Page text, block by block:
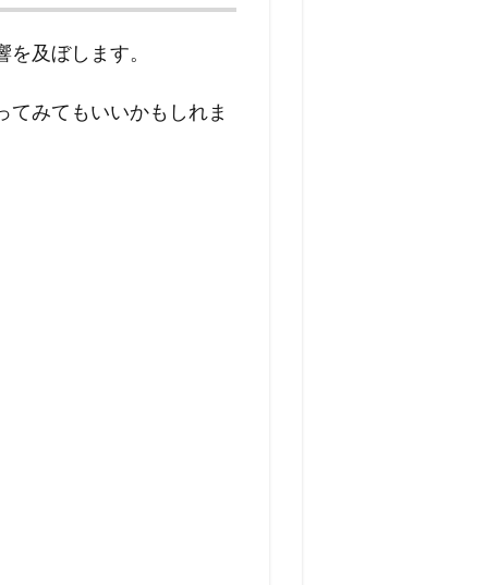
及ぼします。
てみてもいいかもしれま